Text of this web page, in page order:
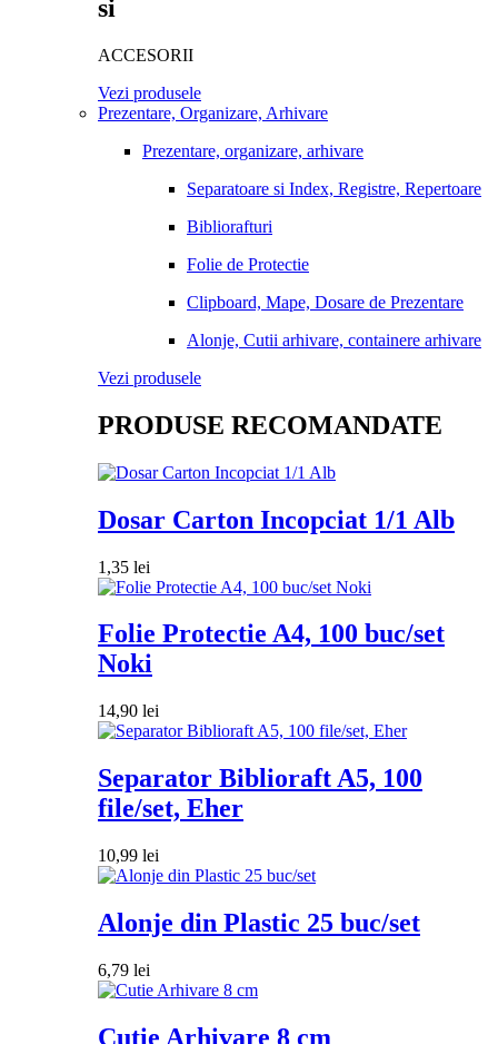
si
ACCESORII
Vezi produsele
Prezentare, Organizare, Arhivare
Prezentare, organizare, arhivare
Separatoare si Index, Registre, Repertoare
Bibliorafturi
Folie de Protectie
Clipboard, Mape, Dosare de Prezentare
Alonje, Cutii arhivare, containere arhivare
Vezi produsele
PRODUSE RECOMANDATE
Dosar Carton Incopciat 1/1 Alb
1,35 lei
Folie Protectie A4, 100 buc/set
Noki
14,90 lei
Separator Biblioraft A5, 100
file/set, Eher
10,99 lei
Alonje din Plastic 25 buc/set
6,79 lei
Cutie Arhivare 8 cm